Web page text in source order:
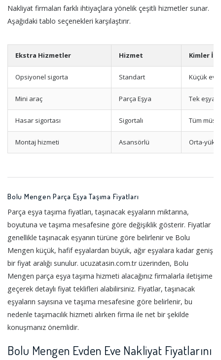
Nakliyat firmaları farklı ihtiyaçlara yönelik çeşitli hizmetler sunar.
Aşağıdaki tablo seçenekleri karşılaştırır.
Ekstra Hizmetler Hizmet Kimler
Opsiyonel sigorta Standart Küçük
Mini araç Parça Eşya Tek eşya
Hasar sigortası Sigortalı Tüm
Montaj hizmeti Asansörlü Orta-
Bolu Mengen Parça Eşya Taşıma Fiyatları
Parça eşya taşıma fiyatları, taşınacak eşyaların miktarına,
boyutuna ve taşıma mesafesine göre değişiklik gösterir. Fiyatlar
genellikle taşınacak eşyanın türüne göre belirlenir ve Bolu
Mengen küçük, hafif eşyalardan büyük, ağır eşyalara kadar geniş
bir fiyat aralığı sunulur. ucuzatasin.com.tr üzerinden, Bolu
Mengen parça eşya taşıma hizmeti alacağınız firmalarla iletişime
geçerek detaylı fiyat teklifleri alabilirsiniz. Fiyatlar, taşınacak
eşyaların sayısına ve taşıma mesafesine göre belirlenir, bu
nedenle taşımacılık hizmeti alırken firma ile net bir şekilde
konuşmanız önemlidir.
Bolu Mengen Evden Eve Nakliyat Fiyatlarını